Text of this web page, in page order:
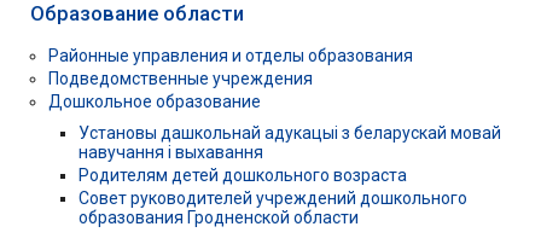
Образование области
Районные управления и отделы образования
Подведомственные учреждения
Дошкольное образование
Установы дашкольнай адукацыі з беларускай мовай
навучання і выхавання
Родителям детей дошкольного возраста
Совет руководителей учреждений дошкольного
образования Гродненской области